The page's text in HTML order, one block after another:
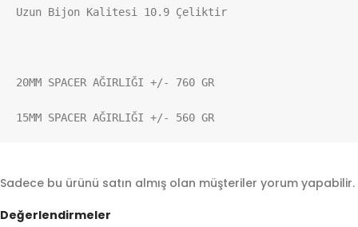
Uzun Bijon Kalitesi 10.9 Çeliktir
20MM SPACER AĞIRLIĞI +/- 760 GR
15MM SPACER AĞIRLIĞI +/- 560 GR
Değerlendirmeler
Sadece bu ürünü satın almış olan müşteriler yorum yapabilir.